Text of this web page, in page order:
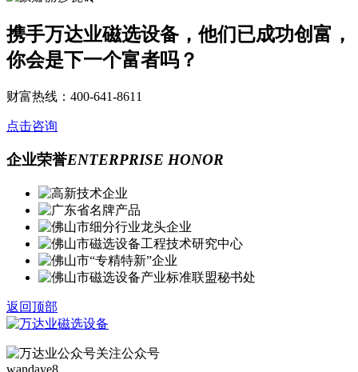
携手万达业磁选设备，他们已成功创富，
你会是下一个富者吗？
财富热线：400-641-8611
点击咨询
企业荣誉ENTERPRISE HONOR
返回顶部
关注公众号
wandaye8